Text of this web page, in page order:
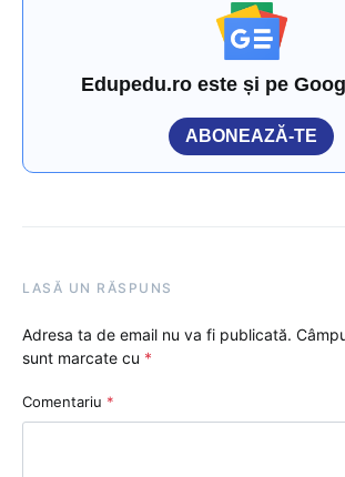
Edupedu.ro este și pe
ABONEAZĂ-TE
LASĂ UN RĂSPUNS
Adresa ta de email nu va fi publicată.
sunt marcate cu *
Comentariu *